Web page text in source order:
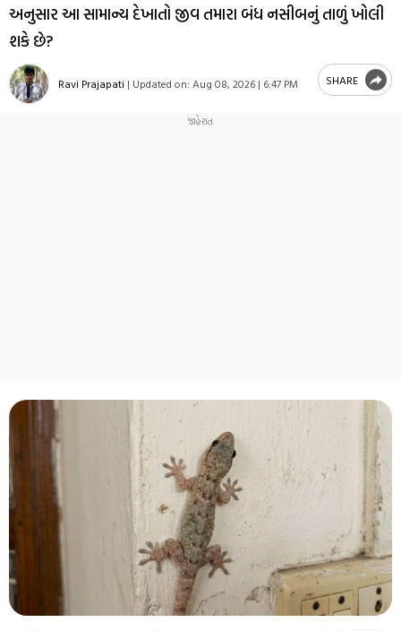
અનુસાર આ સામાન્ય દેખાતો જીવ તમારા બંધ નસીબનું તાળું ખોલી
શકે છે?
Ravi Prajapati | Updated on: Aug 08, 2026 | 6:47 PM SHARE